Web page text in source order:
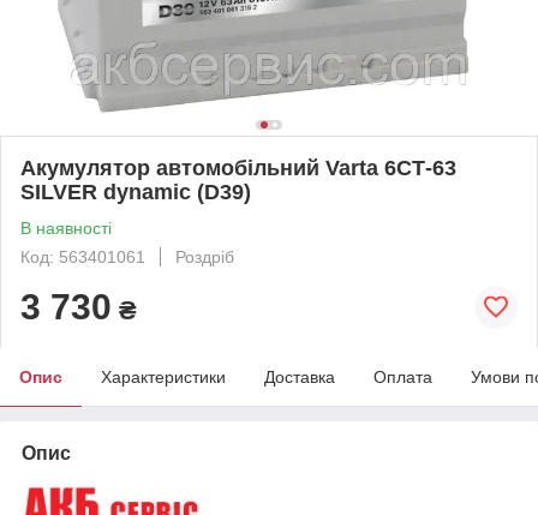
Акумулятор автомобільний Varta 6СТ-63
SILVER dynamic (D39)
В наявності
Код: 563401061
Роздріб
3 730 ₴
Опис Характеристики Доставка Оплата Умови
Опис